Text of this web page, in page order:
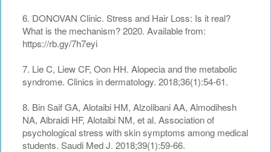
6. DONOVAN Clinic. Stress and Hair Loss: Is it real?
What is the mechanism? 2020. Available from:
https://rb.gy/7h7eyi
7. Lie C, Liew CF, Oon HH. Alopecia and the metabolic
syndrome. Clinics in dermatology. 2018;36(1):54-61.
8. Bin Saif GA, Alotaibi HM, Alzolibani AA, Almodihesh
NA, Albraidi HF, Alotaibi NM, et al. Association of
psychological stress with skin symptoms among medical
students. Saudi Med J. 2018;39(1):59-66.